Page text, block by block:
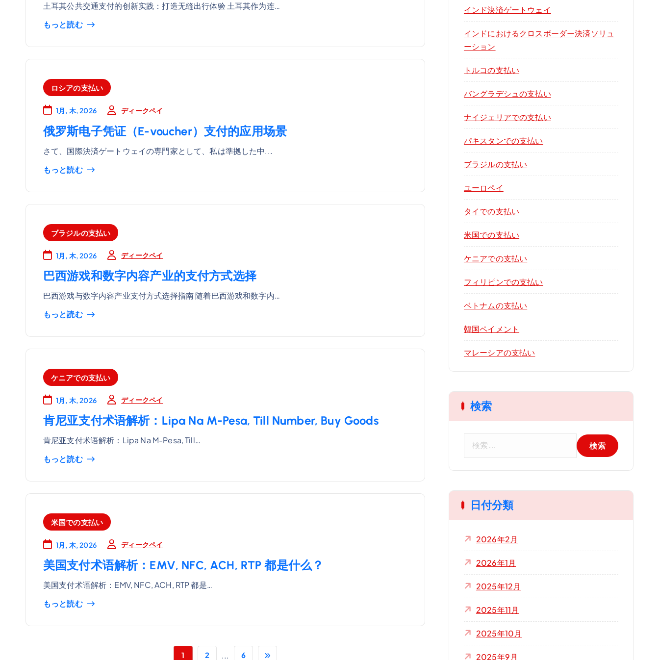
土耳其公共交通支付的创新实践：打造无缝出行体验 土耳其作为连…
もっと読む
ロシアの支払い
1月, 木, 2026 ディークペイ
俄罗斯电子凭证（E-voucher）支付的应用场景
さて、国際決済ゲートウェイの専門家として、私は準拠した中...
もっと読む
ブラジルの支払い
1月, 木, 2026 ディークペイ
巴西游戏和数字内容产业的支付方式选择
巴西游戏与数字内容产业支付方式选择指南 随着巴西游戏和数字内…
もっと読む
ケニアでの支払い
1月, 木, 2026 ディークペイ
肯尼亚支付术语解析：Lipa Na M-Pesa, Till Number, Buy Goods
肯尼亚支付术语解析：Lipa Na M-Pesa, Till…
もっと読む
米国での支払い
1月, 木, 2026 ディークペイ
美国支付术语解析：EMV, NFC, ACH, RTP 都是什么？
美国支付术语解析：EMV, NFC, ACH, RTP 都是…
もっと読む
1 2 ... 6
インド決済ゲートウェイ
インドにおけるクロスボーダー決済ソリュ
ーション
トルコの支払い
バングラデシュの支払い
ナイジェリアでの支払い
パキスタンでの支払い
ブラジルの支払い
ユーロペイ
タイでの支払い
米国での支払い
ケニアでの支払い
フィリピンでの支払い
ベトナムの支払い
韓国ペイメント
マレーシアの支払い
検索
日付分類
2026年2月
2026年1月
2025年12月
2025年11月
2025年10月
2025年9月